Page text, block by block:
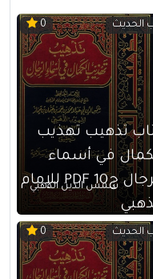
الحديث 0
تذهيب تهذيب
في أسماء
الرجال ج10 PDF للإمام
شمس الدين الذهبي
الحديث 0